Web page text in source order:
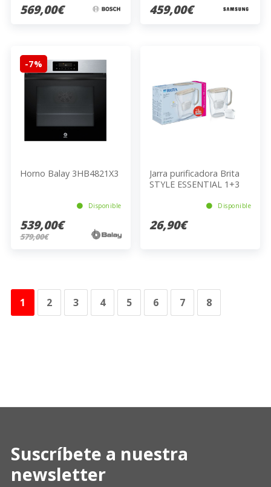
569,00€ 459,00€
-7%
Horno Balay 3HB4821X3
Disponible
539,00€
579,00€
Jarra purificadora Brita
STYLE ESSENTIAL 1+3
Pure PerformanceDisponible
26,90€
1 2 3 4 5 6 7 8
Suscríbete a nuestra
newsletter